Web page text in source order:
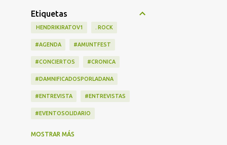
Etiquetas
‎ HENDRIKIRATOV1 . ROCK
#AGENDA #AMUNTFEST
#CONCIERTOS #CRONICA
#DAMNIFICADOSPORLADANA
#ENTREVISTA #ENTREVISTAS
#EVENTOSOLIDARIO
#LANZAMIENTOS
MOSTRAR MÁS